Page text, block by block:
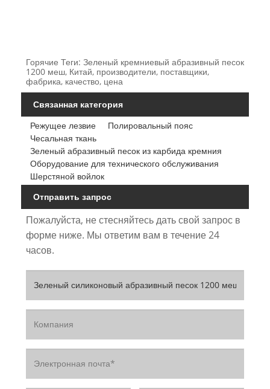
Горячие Теги: Зеленый кремниевый абразивный песок
1200 меш, Китай, производители, поставщики,
фабрика, качество, цена
Связанная категория
Режущее лезвие
Полировальный пояс
Чесальная ткань
Зеленый абразивный песок из карбида кремния
Оборудование для технического обслуживания
Шерстяной войлок
Отправить запрос
Пожалуйста, не стесняйтесь дать свой запрос в
форме ниже. Мы ответим вам в течение 24
часов.